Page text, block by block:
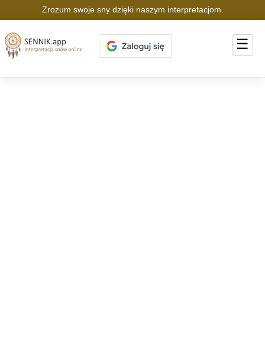
Zrozum swoje sny dzięki naszym interpretacjom.
☰